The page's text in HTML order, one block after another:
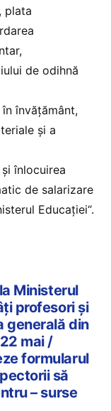
plata
de odihnă
învățământ,
și a
înlocuirea
de salarizare
Educației“.
Ministerul
profesori și
generală din
mai /
formularul
să
– surse